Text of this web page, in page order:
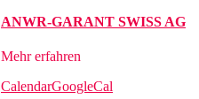
ANWR-GARANT SWISS AG
Mehr erfahren
CalendarGoogleCal